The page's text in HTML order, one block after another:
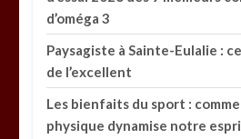
d’oméga 3
Paysagiste à Sainte-Eulalie :
de l’excellent
Les bienfaits du sport :
physique dynamise notre